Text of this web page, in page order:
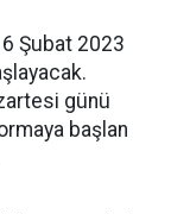
Şubat 2023
günü
başlan